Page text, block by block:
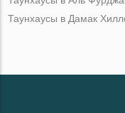
Таунхаусы в Дамак